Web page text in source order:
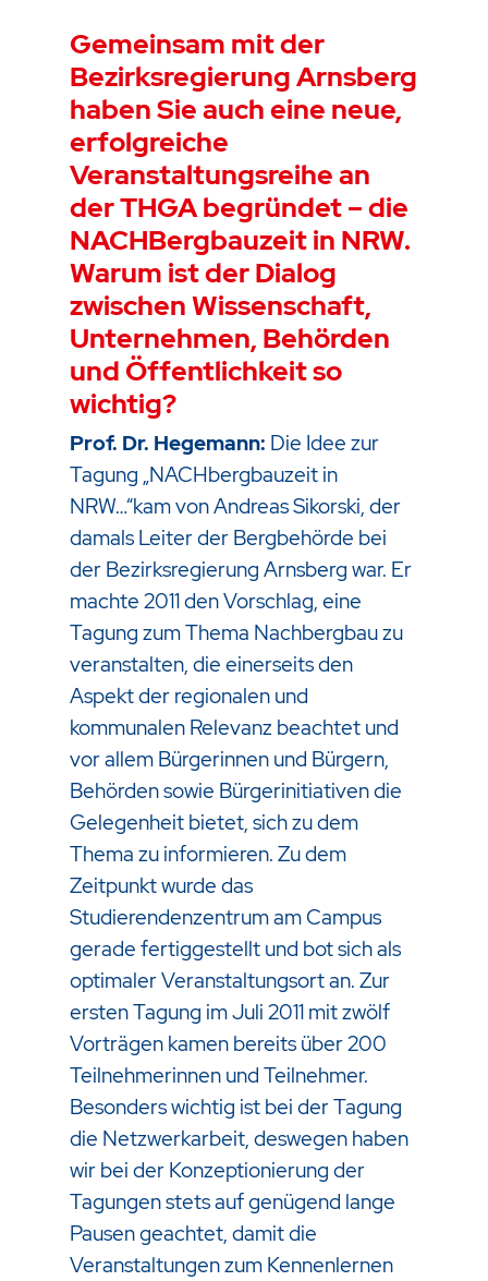
Gemeinsam mit der
Bezirksregierung Arnsberg
haben Sie auch eine neue,
erfolgreiche
Veranstaltungsreihe an
der THGA begründet – die
NACHBergbauzeit in NRW.
Warum ist der Dialog
zwischen Wissenschaft,
Unternehmen, Behörden
und Öffentlichkeit so
wichtig?
Prof. Dr. Hegemann: Die Idee zur
Tagung „NACHbergbauzeit in
NRW…“kam von Andreas Sikorski, der
damals Leiter der Bergbehörde bei
der Bezirksregierung Arnsberg war. Er
machte 2011 den Vorschlag, eine
Tagung zum Thema Nachbergbau zu
veranstalten, die einerseits den
Aspekt der regionalen und
kommunalen Relevanz beachtet und
vor allem Bürgerinnen und Bürgern,
Behörden sowie Bürgerinitiativen die
Gelegenheit bietet, sich zu dem
Thema zu informieren. Zu dem
Zeitpunkt wurde das
Studierendenzentrum am Campus
gerade fertiggestellt und bot sich als
optimaler Veranstaltungsort an. Zur
ersten Tagung im Juli 2011 mit zwölf
Vorträgen kamen bereits über 200
Teilnehmerinnen und Teilnehmer.
Besonders wichtig ist bei der Tagung
die Netzwerkarbeit, deswegen haben
wir bei der Konzeptionierung der
Tagungen stets auf genügend lange
Pausen geachtet, damit die
Veranstaltungen zum Kennenlernen